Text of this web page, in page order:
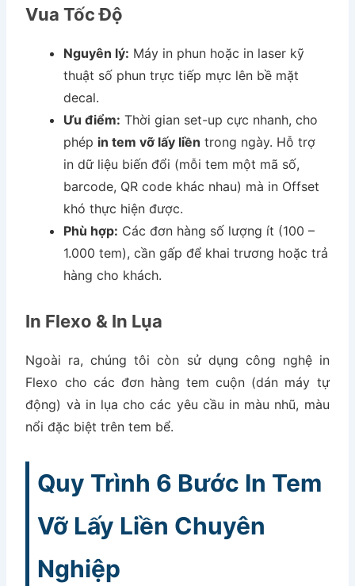
Vua Tốc Độ
Nguyên lý: Máy in phun hoặc in laser kỹ
thuật số phun trực tiếp mực lên bề mặt
decal.
Ưu điểm: Thời gian set-up cực nhanh, cho
phép in tem vỡ lấy liền trong ngày. Hỗ trợ
in dữ liệu biến đổi (mỗi tem một mã số,
barcode, QR code khác nhau) mà in Offset
khó thực hiện được.
Phù hợp: Các đơn hàng số lượng ít (100 –
1.000 tem), cần gấp để khai trương hoặc trả
hàng cho khách.
In Flexo & In Lụa
Ngoài ra, chúng tôi còn sử dụng công nghệ in
Flexo cho các đơn hàng tem cuộn (dán máy tự
động) và in lụa cho các yêu cầu in màu nhũ, màu
nổi đặc biệt trên tem bể.
Quy Trình 6 Bước In Tem
Vỡ Lấy Liền Chuyên
Nghiệp